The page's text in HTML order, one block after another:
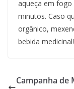
aqueça em fogo
minutos. Caso
orgânico,
bebida medicinal!
Campanha de